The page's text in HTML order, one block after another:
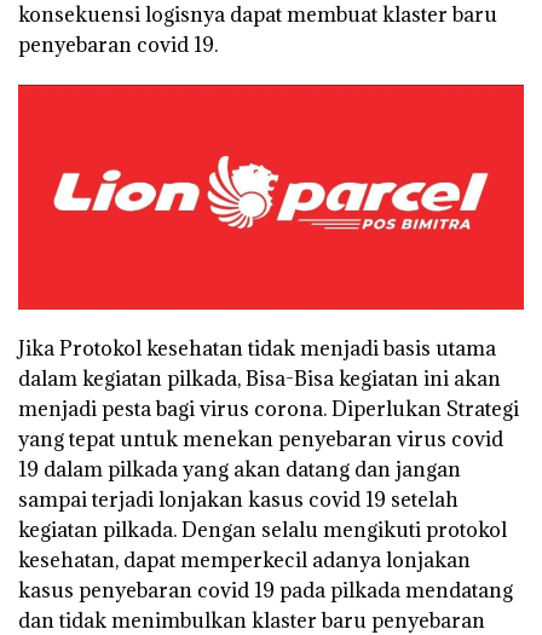
konsekuensi logisnya dapat membuat klaster baru
penyebaran covid 19.
Jika Protokol kesehatan tidak menjadi basis utama
dalam kegiatan pilkada, Bisa-Bisa kegiatan ini akan
menjadi pesta bagi virus corona. Diperlukan Strategi
yang tepat untuk menekan penyebaran virus covid
19 dalam pilkada yang akan datang dan jangan
sampai terjadi lonjakan kasus covid 19 setelah
kegiatan pilkada. Dengan selalu mengikuti protokol
kesehatan, dapat memperkecil adanya lonjakan
kasus penyebaran covid 19 pada pilkada mendatang
dan tidak menimbulkan klaster baru penyebaran